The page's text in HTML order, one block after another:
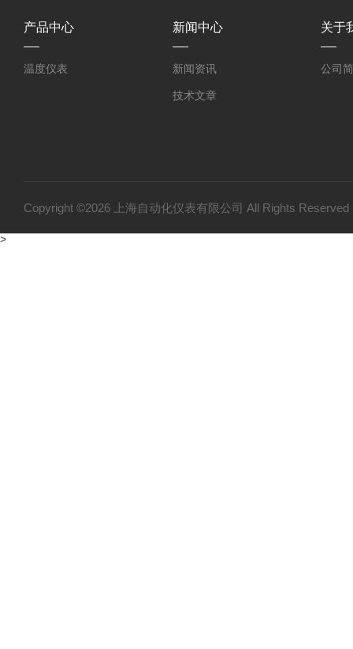
产品中心
温度仪表
新闻中心
新闻资讯
技术文章
关于
公司
Copyright ©2026 上海自动化仪表有限公司 All Rights
>